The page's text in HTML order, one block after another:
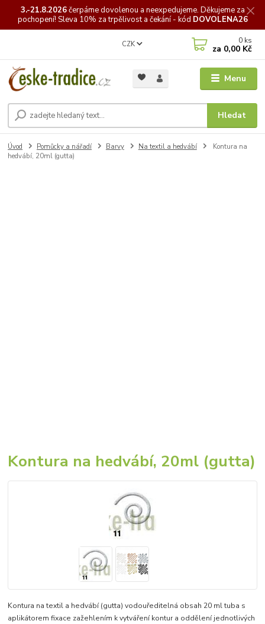
3.-21.8.2026čerpámedovolenou a neexpedujeme. Děkujeme za
pochopení! Sleva 10% za trpělivost a čekání - kód DOVOLENA26
Menu
CZK
Hledat
0 ks
za 0,00 Kč
Úvod Pomůcky a nářadí Barvy Na textil a hedvábí
Kontura na
hedvábí, 20ml (gutta)
Kontura na hedvábí, 20ml (gutta)
Kontura na textil a hedvábí (gutta) vodouředitelná obsah 20 ml tuba s
aplikátorem fixace zažehlením k vytváření kontur a oddělení jednotlivých